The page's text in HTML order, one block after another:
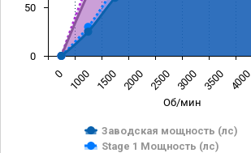
Об/мин
Заводская мощность (лс)
Stage 1 Мощность (лс)
0 1000 1500 2000 2500 3000 3500 4000
0
50